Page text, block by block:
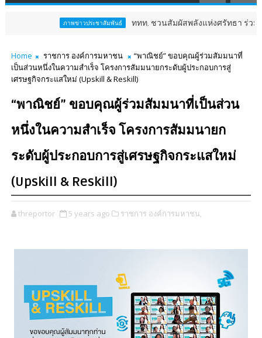
ภาพข่าวประชาสัมพันธ์ ททท. ชวนสัมผัสพลังแห่งศรัทธา ร่วมงาน "ห่
Home ราชการ องค์การมหาชน
“พาณิชย์” ขอบคุณผู้ร่วมสัมมนาที่
เป็นส่วนหนึ่งในความสำเร็จ โครงการสัมมนายกระดับผู้ประกอบการสู่
เศรษฐกิจกระแสใหม่ (Upskill & Reskill)
“พาณิชย์” ขอบคุณผู้ร่วมสัมมนาที่เป็นส่วน
หนึ่งในความสำเร็จ โครงการสัมมนายก
ระดับผู้ประกอบการสู่เศรษฐกิจกระแสใหม่
(Upskill & Reskill)
threportor 5 years ago ราชการ องค์การมหาชน,